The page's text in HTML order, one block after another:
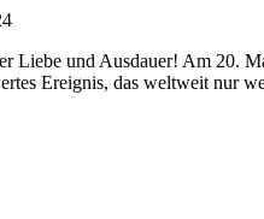
Liebe und Ausdauer! Am 20.
Ereignis, das weltweit nur